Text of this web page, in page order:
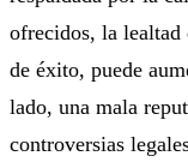
ofrecidos, la lealtad
de éxito, puede
lado, una mala
controversias